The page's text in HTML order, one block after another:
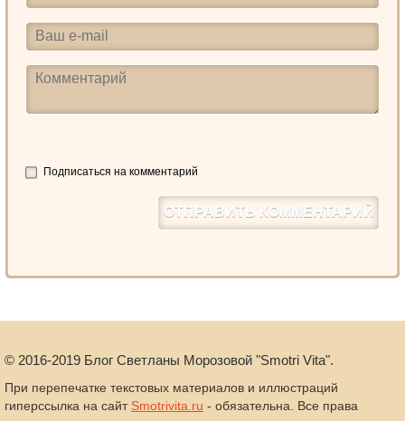
Подписаться на комментарий
© 2016-2019 Блог Светланы Морозовой "Smotri Vita".
При перепечатке текстовых материалов и иллюстраций
гиперссылка на сайт Smotrivita.ru - обязательна. Все права